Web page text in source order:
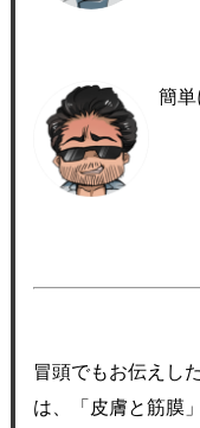
簡単
冒頭でもお伝えした
は、「皮膚と筋膜